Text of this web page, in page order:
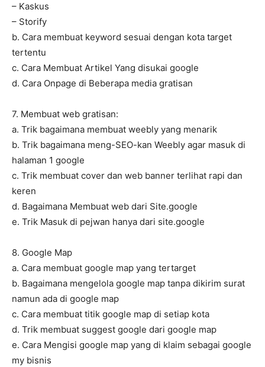
– Kaskus
– Storify
b. Cara membuat keyword sesuai dengan kota target
tertentu
c. Cara Membuat Artikel Yang disukai google
d. Cara Onpage di Beberapa media gratisan
7. Membuat web gratisan:
a. Trik bagaimana membuat weebly yang menarik
b. Trik bagaimana meng-SEO-kan Weebly agar masuk di
halaman 1 google
c. Trik membuat cover dan web banner terlihat rapi dan
keren
d. Bagaimana Membuat web dari Site.google
e. Trik Masuk di pejwan hanya dari site.google
8. Google Map
a. Cara membuat google map yang tertarget
b. Bagaimana mengelola google map tanpa dikirim surat
namun ada di google map
c. Cara membuat titik google map di setiap kota
d. Trik membuat suggest google dari google map
e. Cara Mengisi google map yang di klaim sebagai google
my bisnis